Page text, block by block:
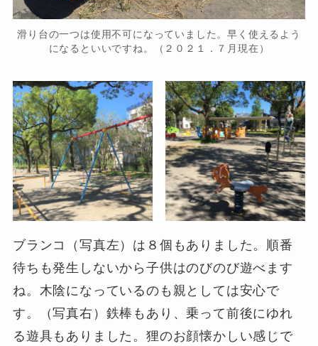
滑り台の一つは使用不可になっていました。早く使えるよう
になるといいですね。（２０２１．７月現在）
ブランコ（写真左）は８個もありました。順番
待ちも発生しないから子供はのびのび遊べます
ね。木陰になっているのも親としては安心で
す。（写真右）鉄棒もあり、乗って前後にゆれ
る遊具もありました。狸のお顔懐かしい感じで